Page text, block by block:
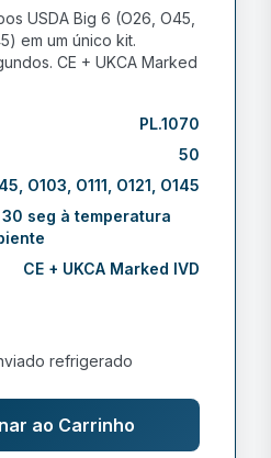
USDA Big 6 (O26, O45,
em um único kit.
CE + UKCA Marked
PL.1070
50
O103, O111, O121, O145
seg à temperatura
CE + UKCA Marked IVD
refrigerado
ao Carrinho